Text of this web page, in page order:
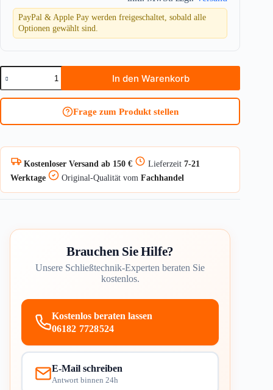
PayPal & Apple Pay werden freigeschaltet, sobald alle
Optionen gewählt sind.
Vorhangschloss
ABUS
Bravus.3500
MX
Menge
In den Warenkorb
Frage zum Produkt stellen
Kostenloser Versand ab 150 € Lieferzeit 7-21
Werktage
Original-Qualität vom Fachhandel
Brauchen Sie Hilfe?
Unsere Schließtechnik-Experten beraten Sie
kostenlos.
Kostenlos beraten lassen
06182 7728524
E-Mail schreiben
Antwort binnen 24h